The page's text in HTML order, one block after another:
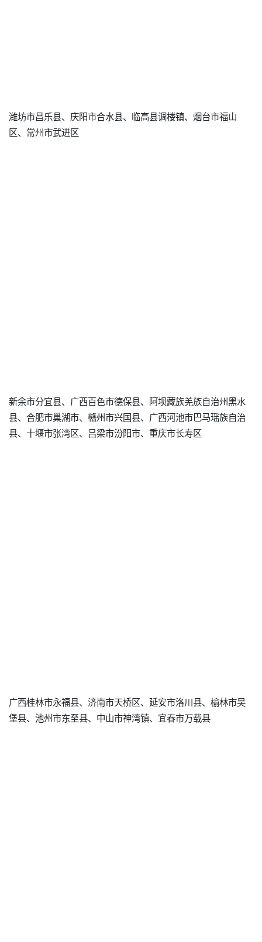
潍坊市昌乐县、庆阳市合水县、临高县调楼镇、烟台市福山
区、常州市武进区
新余市分宜县、广西百色市德保县、阿坝藏族羌族自治州黑水
县、合肥市巢湖市、赣州市兴国县、广西河池市巴马瑶族自治
县、十堰市张湾区、吕梁市汾阳市、重庆市长寿区
广西桂林市永福县、济南市天桥区、延安市洛川县、榆林市吴
堡县、池州市东至县、中山市神湾镇、宜春市万载县